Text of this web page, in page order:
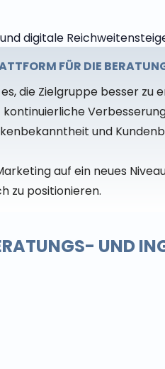
FÜR DIE
die Zielgruppe besser zu
und
auf ein neues
zu positionieren.
UND